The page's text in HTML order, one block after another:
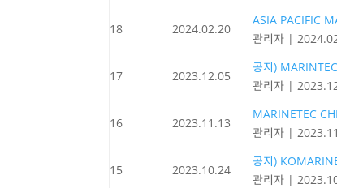
18 2024.02.20
ASIA PACIFIC
관리자 |
17 2023.12.05
공지)
관리자 |
16 2023.11.13
MARINETEC
관리자 |
15 2023.10.24
공지)
관리자 |